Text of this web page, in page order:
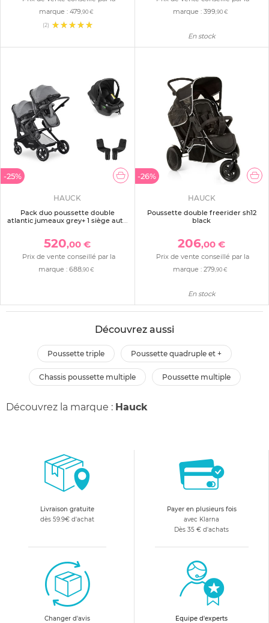
marque : 479 ,90 €
(2)
marque : 399 ,90 €
En stock
-25%
HAUCK
Pack duo poussette double
atlantic jumeaux grey+ 1 siège auto
520,00 €
Prix de vente conseillé par la
marque : 688,90 €
-26%
HAUCK
Poussette double freerider sh12
black
206,00 €
Prix de vente conseillé par la
marque :279 ,90 €
En stock
Découvrez aussi
poussette triple poussette quadruple et +
chassis poussette multiple poussette multiple
Découvrez la marque : Hauck
Livraison gratuite
dès 59.9€ d'achat
Payer en plusieurs fois
avec Klarna
Dès 35 € d'achats
Changer d'avis
Equipe d'experts